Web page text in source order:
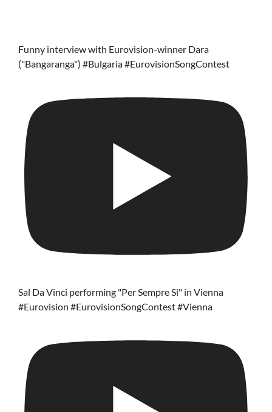
Funny interview with Eurovision-winner Dara
("Bangaranga") #Bulgaria #EurovisionSongContest
Sal Da Vinci performing "Per Sempre Si" in Vienna
#Eurovision #EurovisionSongContest #Vienna